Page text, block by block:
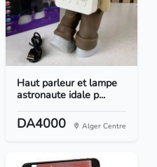
Haut parleur et lampe
astronaute idale p...
DA4000 Alger Centre